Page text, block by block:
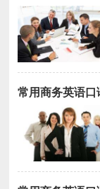
常用商务英语口